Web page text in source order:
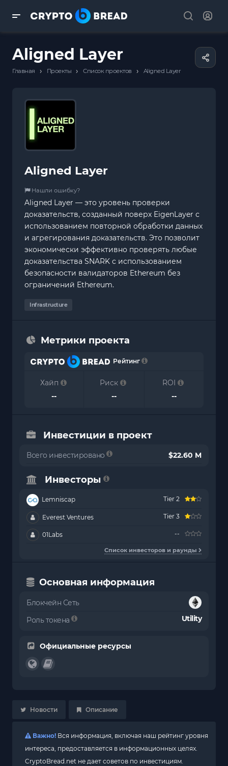
Aligned Layer
Главная › Проекты › Список проектов › Aligned Layer
Aligned Layer
Нашли ошибку?
Aligned Layer — это уровень проверки
доказательств, созданный поверх EigenLayer с
использованием повторной обработки данных
и агрегирования доказательств. Это позволит
экономически эффективно проверять любые
доказательства SNARK с использованием
безопасности валидаторов Ethereum без
ограничений Ethereum.
Infrastructure
Метрики проекта
Рейтинг
Хайп
--
Риск
--
ROI
--
Инвестиции в проект
Всего инвестировано $22.60 M
Инвесторы
Lemniscap Tier 2
Everest Ventures Tier 3
01Labs --
Список инвесторов и раунды
Основная информация
Блокчейн Сеть
Роль токена
Utility
Официальные ресурсы
Новости Описание
Важно! Вся информация, включая наш рейтинг уровня
интереса, предоставляется в информационных целях.
CryptoBread.net не дает советов по инвестициям.